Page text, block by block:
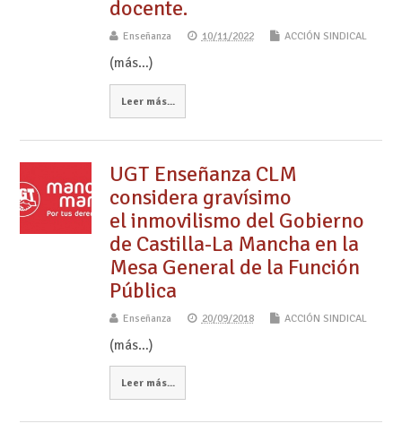
docente.
Enseñanza 10/11/2022 ACCIÓN SINDICAL
(más…)
Leer más...
UGT Enseñanza CLM
considera gravísimo
el inmovilismo del Gobierno
de Castilla-La Mancha en la
Mesa General de la Función
Pública
Enseñanza 20/09/2018 ACCIÓN SINDICAL
(más…)
Leer más...